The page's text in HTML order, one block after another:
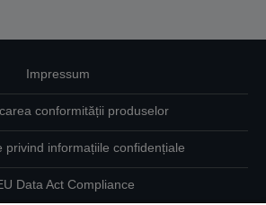
Impressum
conformității produselor
privind informațiile confidențiale
Data Act Compliance